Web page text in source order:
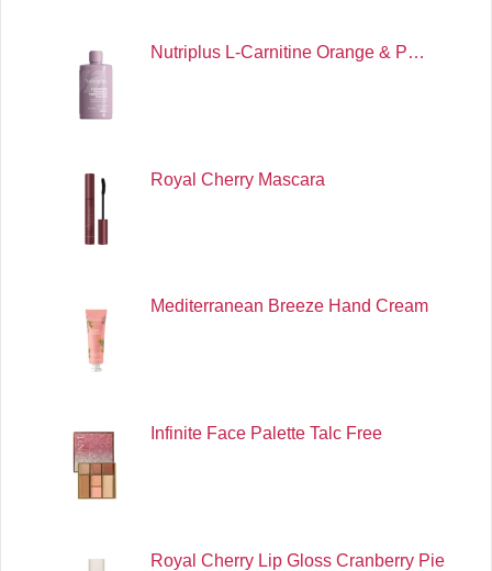
Nutriplus L-Carnitine Orange & P…
Royal Cherry Mascara
Mediterranean Breeze Hand Cream
Infinite Face Palette Talc Free
Royal Cherry Lip Gloss Cranberry Pie